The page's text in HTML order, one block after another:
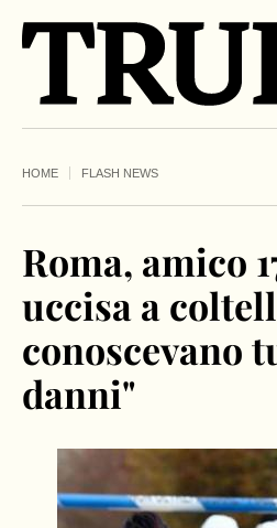
HOME FLASH NEWS
Roma, amico
uccisa a
conoscevano
danni"